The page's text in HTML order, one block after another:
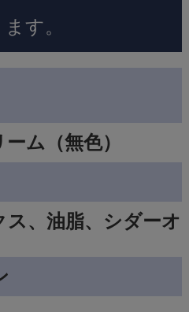
す。
ム（無色）
ス、油脂、シダーオ